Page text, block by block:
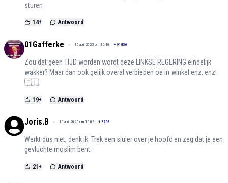
sturen
14+ Antwoord
01Gafferke 15 april 2025 om 15:10 + 91836
Zou dat geen TIJD worden wordt deze LINKSE REGERING eindelijk
wakker? Maar dan ook gelijk overal verbieden oa in winkel enz. enz!
🇮🇱
19+ Antwoord
Joris.B 15 april 2025 om 15:09 + 3269
Werkt dus niet, denk ik. Trek een sluier over je hoofd en zeg dat je een
gevluchte moslim bent.
21+ Antwoord